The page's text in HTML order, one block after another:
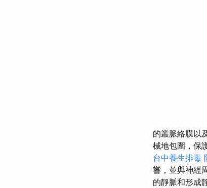
的叢脈絡膜以
械地包圍，保
台中養生排毒
響，並與神經
的靜脈和形成